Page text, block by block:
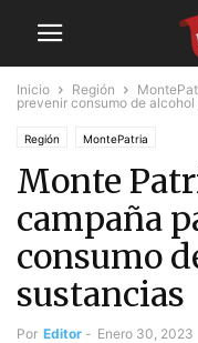
Inicio Región
prevenir consumo de
Región MontePatria
Monte
campaña
consumo
sustancias
Por Editor - Enero 30, 2023